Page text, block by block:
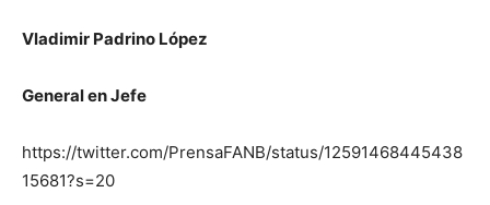
Vladimir Padrino López
General en Jefe
https://twitter.com/PrensaFANB/status/12591468445438
15681?s=20